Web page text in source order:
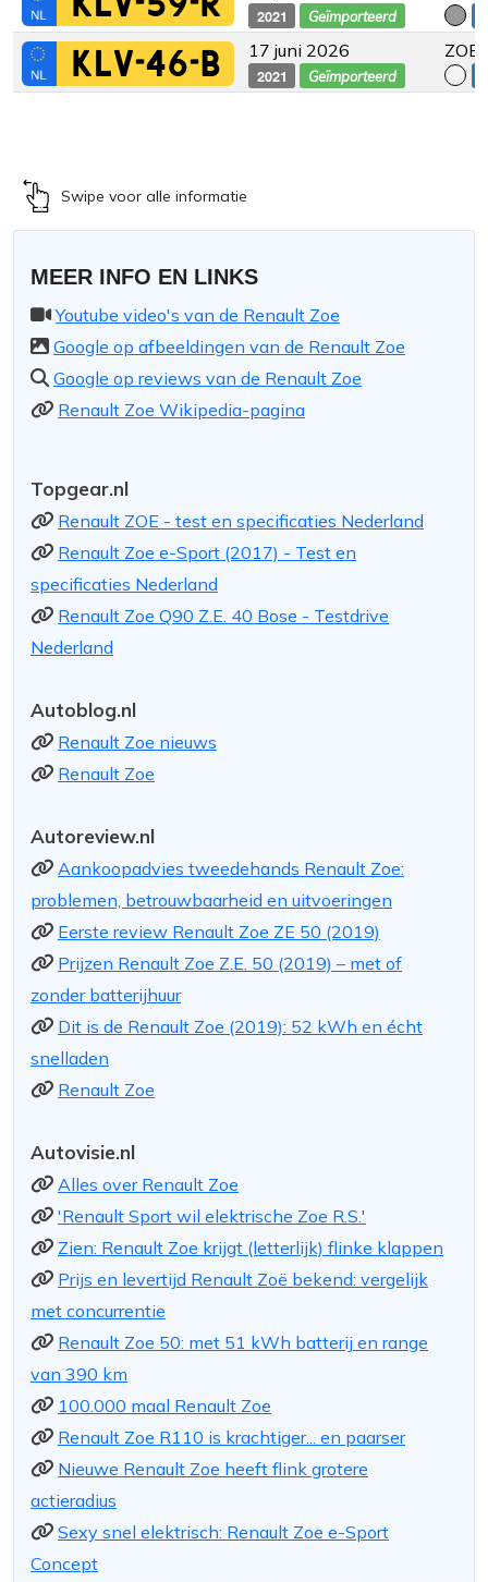
2021 Geïmporteerd
KLV-46-B 17 juni 2026
2021 Geïmporteerd
ZOE
Swipe voor alle informatie
MEER INFO EN LINKS
Youtube video's van de Renault Zoe
Google op afbeeldingen van de Renault Zoe
Google op reviews van de Renault Zoe
Renault Zoe Wikipedia-pagina
Topgear.nl
Renault ZOE - test en specificaties Nederland
Renault Zoe e-Sport (2017) - Test en
specificaties Nederland
Renault Zoe Q90 Z.E. 40 Bose - Testdrive
Nederland
Autoblog.nl
Renault Zoe nieuws
Renault Zoe
Autoreview.nl
Aankoopadvies tweedehands Renault Zoe:
problemen, betrouwbaarheid en uitvoeringen
Eerste review Renault Zoe ZE 50 (2019)
Prijzen Renault Zoe Z.E. 50 (2019) – met of
zonder batterijhuur
Dit is de Renault Zoe (2019): 52 kWh en écht
snelladen
Renault Zoe
Autovisie.nl
Alles over Renault Zoe
'Renault Sport wil elektrische Zoe R.S.'
Zien: Renault Zoe krijgt (letterlijk) flinke klappen
Prijs en levertijd Renault Zoë bekend: vergelijk
met concurrentie
Renault Zoe 50: met 51 kWh batterij en range
van 390 km
100.000 maal Renault Zoe
Renault Zoe R110 is krachtiger... en paarser
Nieuwe Renault Zoe heeft flink grotere
actieradius
Sexy snel elektrisch: Renault Zoe e-Sport
Concept